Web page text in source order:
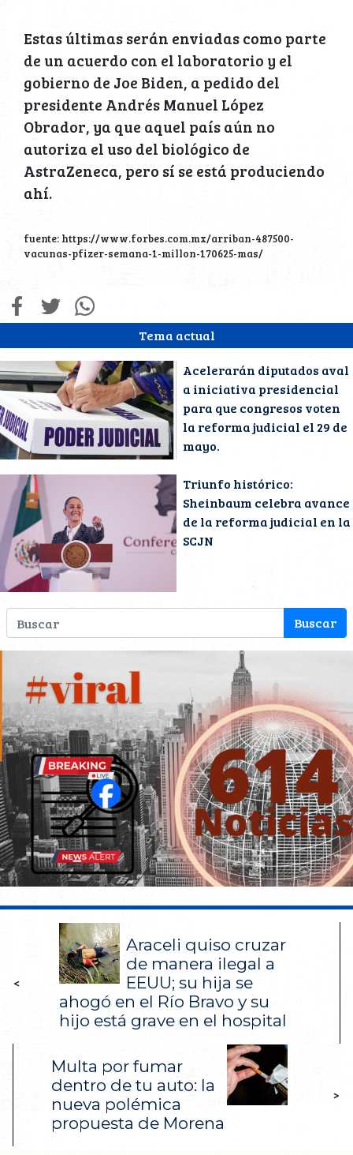
Tema actual
Acelerarán diputados aval
a iniciativa presidencial
para que congresos voten
la reforma judicial el 29 de
mayo.
Triunfo histórico:
Sheinbaum celebra avance
de la reforma judicial en la
SCJN
Estas últimas serán enviadas como parte
de un acuerdo con el laboratorio y el
gobierno de Joe Biden, a pedido del
presidente Andrés Manuel López
Obrador, ya que aquel país aún no
autoriza el uso del biológico de
AstraZeneca, pero sí se está produciendo
ahí.
fuente: https://www.forbes.com.mx/arriban-487500-
vacunas-pfizer-semana-1-millon-170625-mas/
<
Araceli quiso cruzar
de manera ilegal a
EEUU; su hija se
ahogó en el Río Bravo y su
hijo está grave en el hospital
Multa por fumar
dentro de tu auto: la
nueva polémica
propuesta de Morena
>